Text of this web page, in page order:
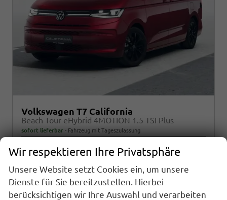
Volkswagen T7 California
Beach Tour eHybrid 4MOTION 1.5 TSI Plus
sofort lieferbar Fahrzeug mit Tageszulassung
Fahrzeugnr. 26390 Getriebe Automatik
Hybrid Benzin
Fortanarot Metallic
180 kW (245 PS) Kilometerstand
10 km
01.08.2026
Wir respektieren Ihre Privatsphäre
Unsere Website setzt Cookies ein, um unsere
Dienste für Sie bereitzustellen. Hierbei
berücksichtigen wir Ihre Auswahl und verarbeiten